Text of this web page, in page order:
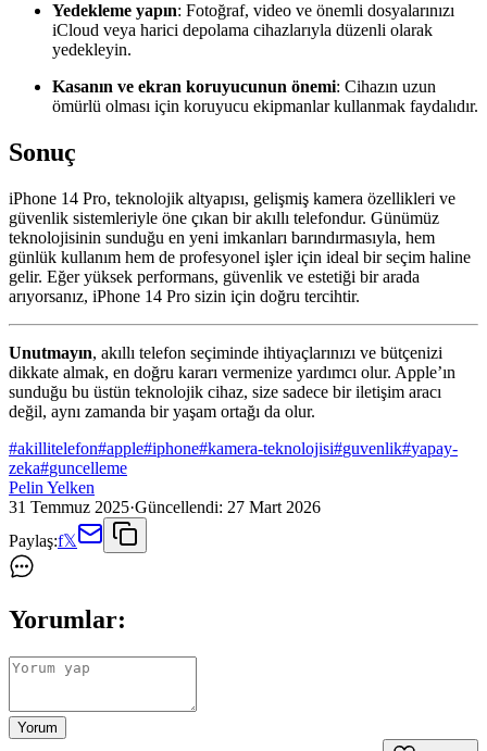
Yedekleme yapın: Fotoğraf, video ve önemli dosyalarınızı
iCloud veya harici depolama cihazlarıyla düzenli olarak
yedekleyin.
Kasanın ve ekran koruyucunun önemi: Cihazın uzun
ömürlü olması için koruyucu ekipmanlar kullanmak faydalıdır.
Sonuç
iPhone 14 Pro, teknolojik altyapısı, gelişmiş kamera özellikleri ve
güvenlik sistemleriyle öne çıkan bir akıllı telefondur. Günümüz
teknolojisinin sunduğu en yeni imkanları barındırmasıyla, hem
günlük kullanım hem de profesyonel işler için ideal bir seçim haline
gelir. Eğer yüksek performans, güvenlik ve estetiği bir arada
arıyorsanız, iPhone 14 Pro sizin için doğru tercihtir.
Unutmayın, akıllı telefon seçiminde ihtiyaçlarınızı ve bütçenizi
dikkate almak, en doğru kararı vermenize yardımcı olur. Apple’ın
sunduğu bu üstün teknolojik cihaz, size sadece bir iletişim aracı
değil, aynı zamanda bir yaşam ortağı da olur.
#akillitelefon#apple#iphone#kamera-teknolojisi#guvenlik#yapay-
zeka#guncelleme
Pelin Yelken
31 Temmuz 2025·Güncellendi: 27 Mart 2026
Paylaş:f𝕏
Yorumlar:
Yorum